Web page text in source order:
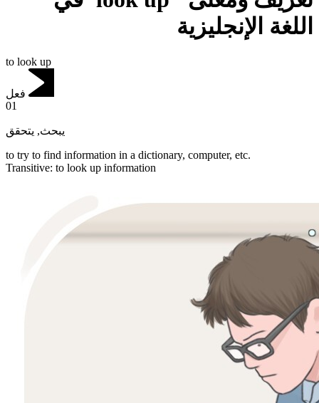
اللغة الإنجليزية
to look up
فعل
01
يبحث, يتحقق
to try to find information in a dictionary, computer, etc.
Transitive: to look up information